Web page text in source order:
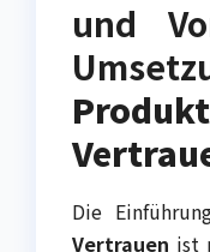
und
Die
Vertrauen ist